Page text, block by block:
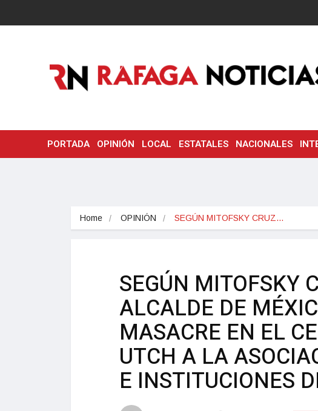
PORTADA OPINIÓN LOCAL ESTATALES NACIONALES
Home OPINIÓN SEGÚN MITOFSKY CRUZ…
SEGÚN MITOFSKY
ALCALDE DE
MASACRE EN EL
UTCH A LA
E INSTITUCIONES